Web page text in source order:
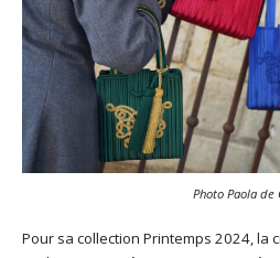
Photo Paola de
Pour sa collection Printemps 2024, la